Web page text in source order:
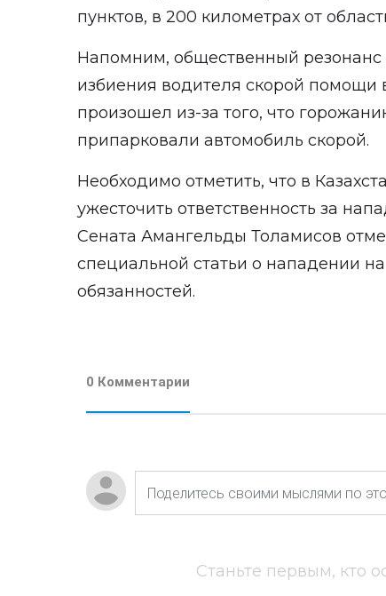
пунктов, в 200 километрах от
Напомним, общественный
избиения водителя скорой помощи
произошел из-за того, что
припарковали автомобиль скорой.
Необходимо отметить, что в
ужесточить ответственность за
Сената Амангельды Толамисов
специальной статьи о нападении
обязанностей.
0 Комментарии
Станьте первым, кто